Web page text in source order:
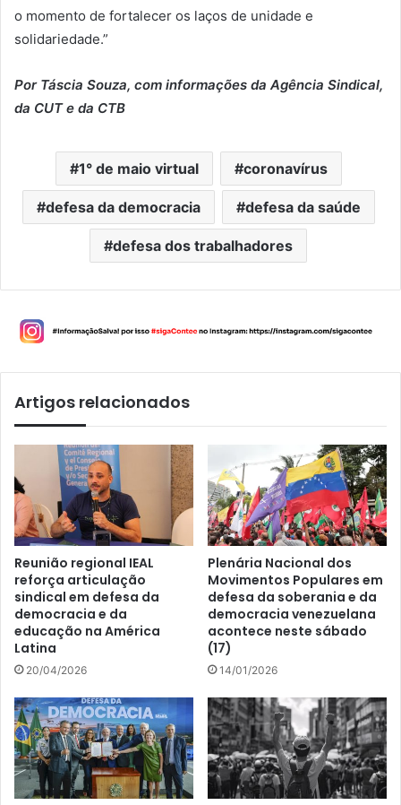
o momento de fortalecer os laços de unidade e
solidariedade.”
Por Táscia Souza, com informações da Agência Sindical,
da CUT e da CTB
1° de maio virtual coronavírus
defesa da democracia defesa da saúde
defesa dos trabalhadores
Artigos relacionados
Reunião regional IEAL
reforça articulação
sindical em defesa da
democracia e da
educação na América
Latina
20/04/2026
Plenária Nacional dos
Movimentos Populares em
defesa da soberania e da
democracia venezuelana
acontece neste sábado
(17)
14/01/2026